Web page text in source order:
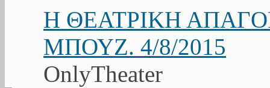
Η ΘΕΑΤΡΙΚΗ
ΜΠΟΥΖ. 4/8/2015
OnlyTheater